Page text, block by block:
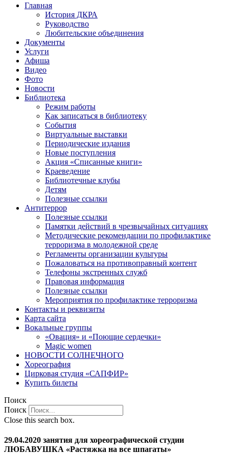
Главная
История ДКРА
Руководство
Любительские объединения
Документы
Услуги
Афиша
Видео
Фото
Новости
Библиотека
Режим работы
Как записаться в библиотеку
События
Виртуальные выставки
Периодические издания
Новые поступления
Акция «Списанные книги»
Краеведение
Библиотечные клубы
Детям
Полезные ссылки
Антитеррор
Полезные ссылки
Памятки действий в чрезвычайных ситуациях
Методические рекомендации по профилактике
терроризма в молодежной среде
Регламенты организации культуры
Пожаловаться на противоправный контент
Телефоны экстренных служб
Правовая информация
Полезные ссылки
Мероприятия по профилактике терроризма
Контакты и реквизиты
Карта сайта
Вокальные группы
«Овация» и «Поющие сердечки»
Magic women
НОВОСТИ СОЛНЕЧНОГО
Хореография
Цирковая студия «САПФИР»
Купить билеты
Поиск
Поиск
Close this search box.
29.04.2020 занятия для хореографической студии
ЛЮБАВУШКА «Растяжка на все шпагаты»